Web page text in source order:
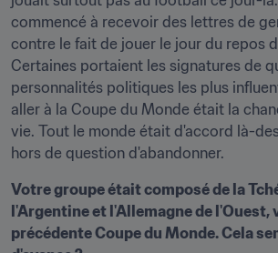
commencé à recevoir des lettres de
contre le fait de jouer le jour du repos
Certaines portaient les signatures de
personnalités politiques les plus
aller à la Coupe du Monde était la
vie. Tout le monde était d'accord là-
hors de question d'abandonner.
Votre groupe était composé de la
l'Argentine et l'Allemagne de l'Ouest,
précédente Coupe du Monde. Cela